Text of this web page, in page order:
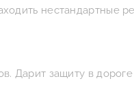
нестандартные
Дарит защиту в